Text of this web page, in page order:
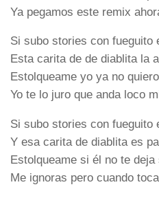
Ya pegamos este remix
Si subo stories con fueguito
Esta carita de de diablita la
Estolqueame yo ya no
Yo te lo juro que anda loco
Si subo stories con fueguito
Y esa carita de diablita es
Estolqueame si él no te deja
Me ignoras pero cuando